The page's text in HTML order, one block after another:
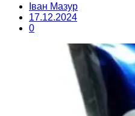
Іван Мазур
17.12.2024
0